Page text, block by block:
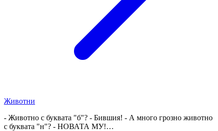
Животни
- Животно с буквата "б"? - Бившия! - А много грозно животно
с буквата "н"? - НОВАТА МУ!…